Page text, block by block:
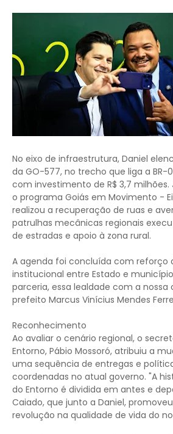
No eixo de infraestrutura, Daniel
da GO-577, no trecho que liga a BR-
com investimento de R$ 3,7
o programa Goiás em Movimento -
realizou a recuperação de ruas e
patrulhas mecânicas regionais
de estradas e apoio à zona rural.
A agenda foi concluída com reforço
institucional entre Estado e
parceria, essa lealdade com a nossa
prefeito Marcus Vinícius Mendes
Reconhecimento
Ao avaliar o cenário regional, o
Entorno, Pábio Mossoró, atribuiu a
uma sequência de entregas e
coordenadas no atual governo. "A
do Entorno é dividida em antes e
Caiado, que junto a Daniel,
revolução na qualidade de vida do